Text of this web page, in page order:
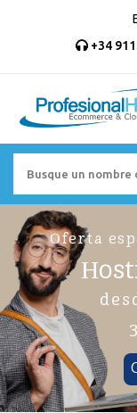
+34
Oferta